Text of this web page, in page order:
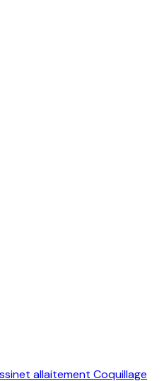
allaitement Coquillage